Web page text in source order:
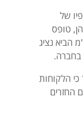
של
טופס
הביא נציג
הלקוחות
החזרים